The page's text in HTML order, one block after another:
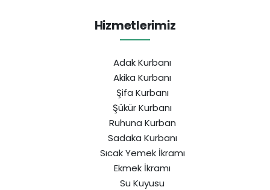
Hizmetlerimiz
Adak Kurbanı
Akika Kurbanı
Şifa Kurbanı
Şükür Kurbanı
Ruhuna Kurban
Sadaka Kurbanı
Sıcak Yemek İkramı
Ekmek İkramı
Su Kuyusu